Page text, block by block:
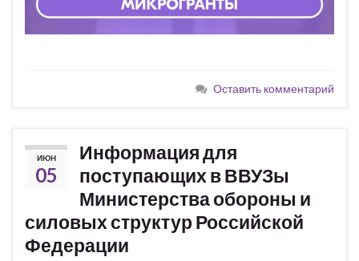
Оставить комментарий
ИЮН
05
Информация для
поступающих в ВВУЗы
Министерства обороны и
силовых структур Российской
Федерации